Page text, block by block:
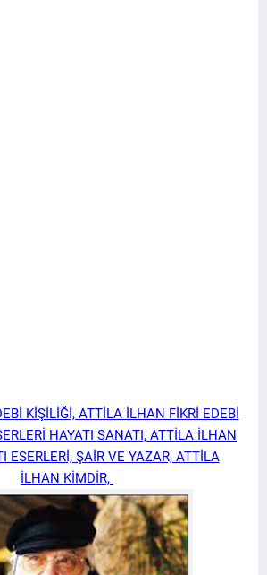
KİŞİLİĞİ, ATTİLA İLHAN FİKRİ EDEBİ
HAYATI SANATI, ATTİLA İLHAN
ESERLERİ, ŞAİR VE YAZAR, ATTİLA
İLHAN KİMDİR,